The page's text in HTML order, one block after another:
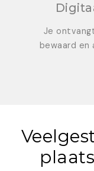
Je
bewaard en